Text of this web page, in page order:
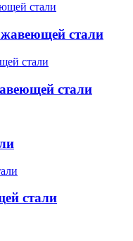
стали
стали
стали